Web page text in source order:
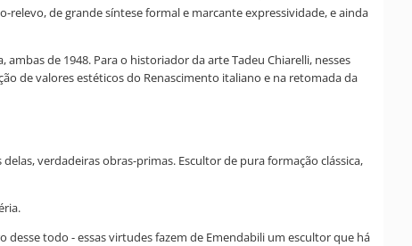
de grande síntese formal e marcante expressividade, e ainda
de 1948. Para o historiador da arte Tadeu Chiarelli, nesses
de valores estéticos do Renascimento italiano e na retomada da
verdadeiras obras-primas. Escultor de pura formação clássica,
todo - essas virtudes fazem de Emendabili um escultor que há